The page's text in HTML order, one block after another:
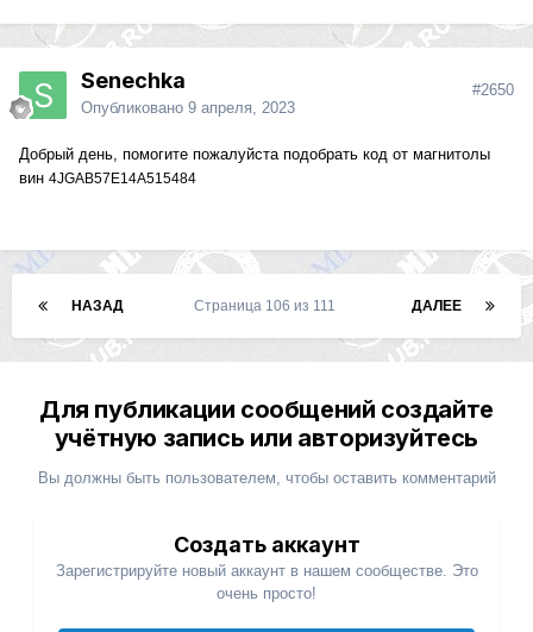
Senechka
Опубликовано 9 апреля, 2023
#2650
Добрый день, помогите пожалуйста подобрать код от магнитолы
вин 4JGAB57E14A515484
НАЗАД ДАЛЕЕ
Страница 106 из 111
Для публикации сообщений создайте
учётную запись или авторизуйтесь
Вы должны быть пользователем, чтобы оставить комментарий
Создать аккаунт
Зарегистрируйте новый аккаунт в нашем сообществе. Это
очень просто!